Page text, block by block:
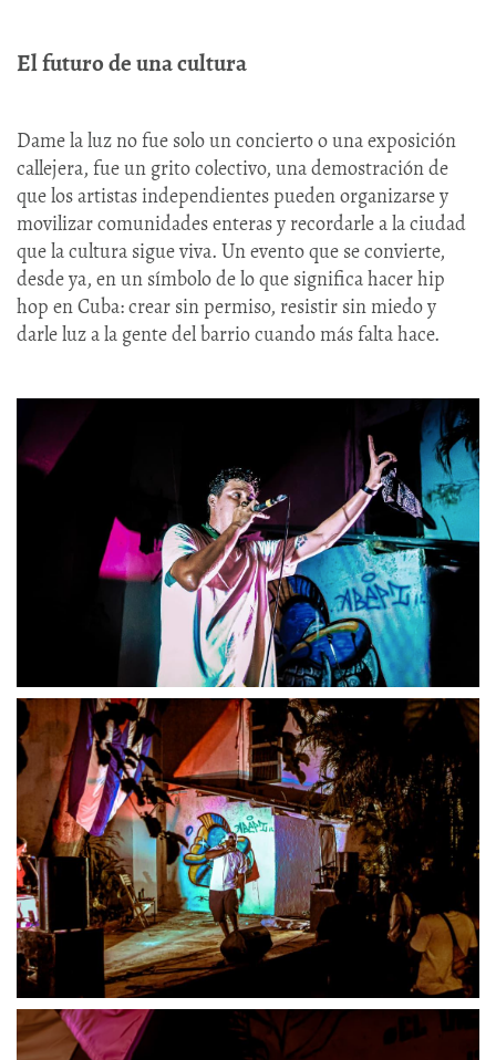
El futuro de una cultura
Dame la luz no fue solo un concierto o una exposición
callejera, fue un grito colectivo, una demostración de
que los artistas independientes pueden organizarse y
movilizar comunidades enteras y recordarle a la ciudad
que la cultura sigue viva. Un evento que se convierte,
desde ya, en un símbolo de lo que significa hacer hip
hop en Cuba: crear sin permiso, resistir sin miedo y
darle luz a la gente del barrio cuando más falta hace.